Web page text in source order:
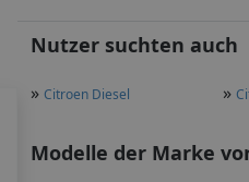
Nutzer suchten auch
» Citroen Diesel »
Modelle der Marke